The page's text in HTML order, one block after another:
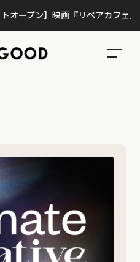
プン】映画『リペアカフェ』、上